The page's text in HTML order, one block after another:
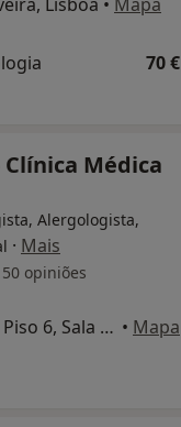
70 €
Clínica Médica
Alergologista,
· Mais
50 opiniões
Rua Tierno Galvan, Torre 3, Piso 6, Sala 606, Lisboa • Mapa